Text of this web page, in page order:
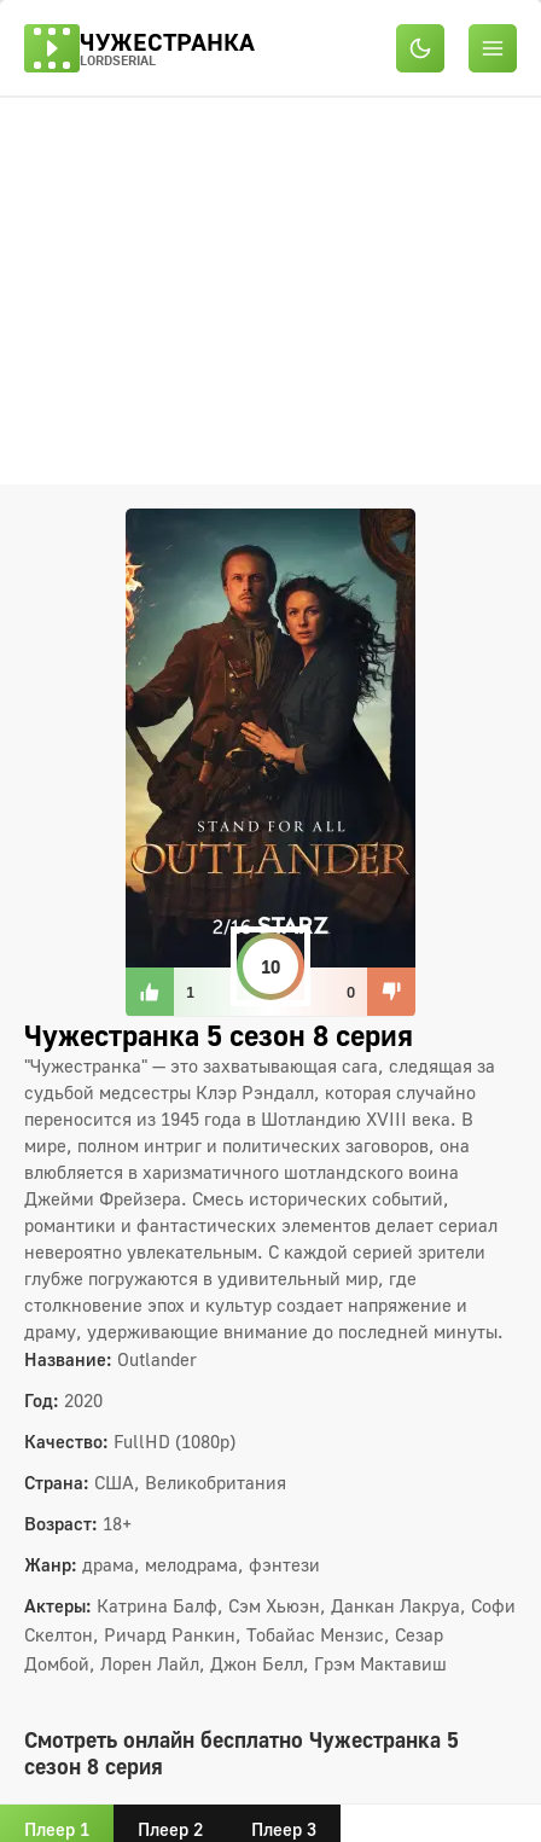
ЧУЖЕСТРАНКА
LORDSERIAL
1
10
0
Чужестранка 5 сезон 8 серия
"Чужестранка" — это захватывающая сага, следящая за
судьбой медсестры Клэр Рэндалл, которая случайно
переносится из 1945 года в Шотландию XVIII века. В
мире, полном интриг и политических заговоров, она
влюбляется в харизматичного шотландского воина
Джейми Фрейзера. Смесь исторических событий,
романтики и фантастических элементов делает сериал
невероятно увлекательным. С каждой серией зрители
глубже погружаются в удивительный мир, где
столкновение эпох и культур создает напряжение и
драму, удерживающие внимание до последней минуты.
Название: Outlander
Год: 2020
Качество: FullHD (1080p)
Страна: США, Великобритания
Возраст: 18+
Жанр: драма, мелодрама, фэнтези
Актеры: Катрина Балф, Сэм Хьюэн, Данкан Лакруа, Софи
Скелтон, Ричард Ранкин, Тобайас Мензис, Сезар
Домбой, Лорен Лайл, Джон Белл, Грэм Мактавиш
Смотреть онлайн бесплатно Чужестранка 5
сезон 8 серия
Плеер 1 Плеер 2 Плеер 3